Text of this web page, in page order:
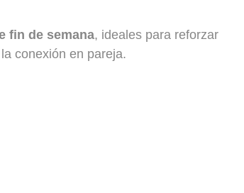
fin de semana, ideales para reforzar
conexión en pareja.